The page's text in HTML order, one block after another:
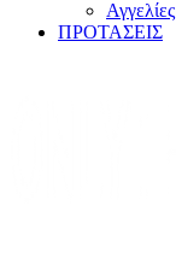
Αγγελίες
ΠΡΟΤΑΣΕΙΣ